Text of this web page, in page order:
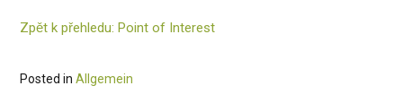
Zpět k přehledu: Point of Interest
Posted in Allgemein